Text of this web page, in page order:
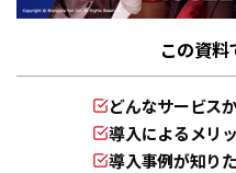
この資料
どんなサービス
導入によるメリ
導入事例が知り